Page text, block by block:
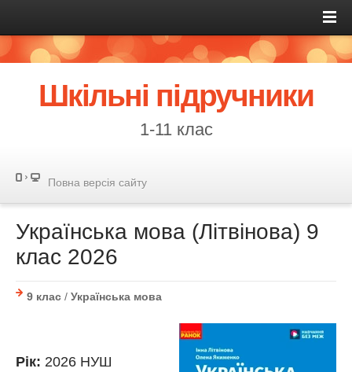
Шкільні підручники
1-11 клас
Повна версія сайту
Українська мова (Літвінова) 9
клас 2026
9 клас / Українська мова
Рік: 2026 НУШ